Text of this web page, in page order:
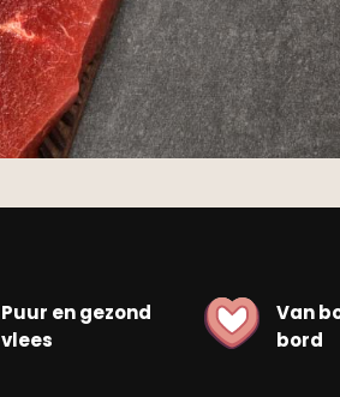
Puur en gezond
vlees
Van
bord